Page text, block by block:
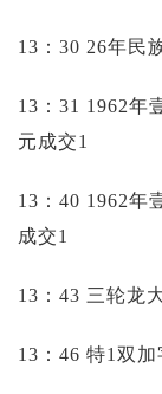
13：30 26年民
13：31 1962年
元成交1
13：40 1962年
成交1
13：43 三轮龙
13：46 特1双